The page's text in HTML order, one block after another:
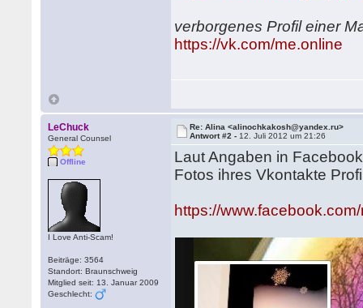
verborgenes Profil einer
https://vk.com/me.online
LeChuck
General Counsel
Offline
I Love Anti-Scam!
Beiträge: 3564
Standort: Braunschweig
Mitglied seit: 13. Januar 2009
Geschlecht:
Re: Alina <alinochkakosh@yandex.ru>
Antwort #2 - 12. Juli 2012 um 21:26
Laut Angaben in
Fotos ihres Vkontakte
https://